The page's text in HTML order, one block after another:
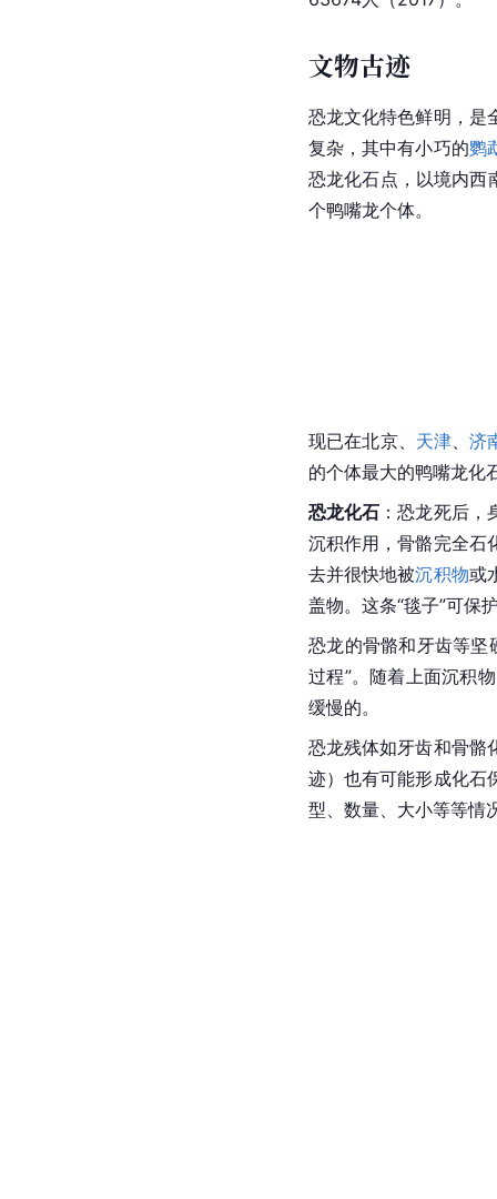
文物古迹
恐龙文化特色鲜明，是
复杂，其中有小巧的鹦
恐龙化石点，以境内西
个鸭嘴龙个体。
现已在北京、 天津 、济
的个体最大的鸭嘴龙化
恐龙化石 ：恐龙死后，
沉积作用，骨骼完全石
去并很快地被沉积物或
盖物。这条“毯子”可保
恐龙的骨骼和牙齿等坚
过程”。随着上面沉积
缓慢的。
恐龙残体如牙齿和骨骼
迹）也有可能形成化石
型、数量、大小等等情